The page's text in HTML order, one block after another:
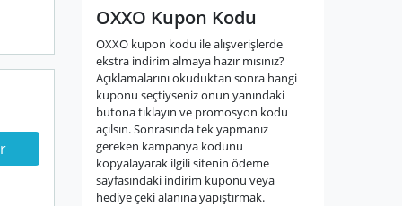
OXXO Kupon Kodu
OXXO kupon kodu ile alışverişlerde
ekstra indirim almaya hazır mısınız?
Açıklamalarını okuduktan sonra hangi
kuponu seçtiyseniz onun yanındaki
butona tıklayın ve promosyon kodu
açılsın. Sonrasında tek yapmanız
gereken kampanya kodunu
kopyalayarak ilgili sitenin ödeme
sayfasındaki indirim kuponu veya
hediye çeki alanına yapıştırmak.